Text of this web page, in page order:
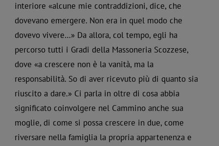
interiore «alcune mie contraddizioni, dice, che
dovevano emergere. Non era in quel modo che
dovevo vivere…» Da allora, col tempo, egli ha
percorso tutti i Gradi della Massoneria Scozzese,
dove «a crescere non è la vanità, ma la
responsabilità. So di aver ricevuto più di quanto sia
riuscito a dare.» Ci parla in oltre di cosa abbia
significato coinvolgere nel Cammino anche sua
moglie, di come si possa crescere in due, come
riversare nella famiglia la propria appartenenza e